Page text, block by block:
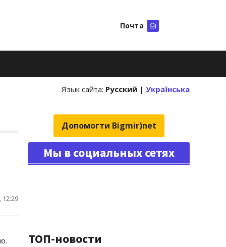
Почта
Язык сайта: Русский | Українська
12:29
Допомогти Bigmir)net
Мы в социальных сетях
ТОП-новости